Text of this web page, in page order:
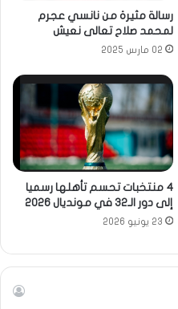
رسالة مثيرة من نانسي عجرم
لمحمد صلاح تعالى نعيش
02 مارس 2025
4 منتخبات تحسم تأهلها رسميا
إلى دور الـ32 في مونديال 2026
23 يونيو 2026